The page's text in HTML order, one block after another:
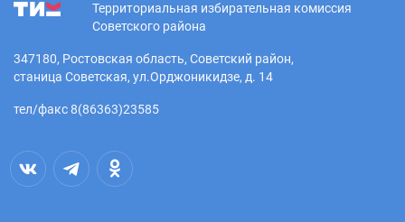
Территориальная избирательная комиссия
Советского района
347180, Ростовская область, Советский район,
станица Советская, ул.Орджоникидзе, д. 14
тел/факс 8(86363)23585